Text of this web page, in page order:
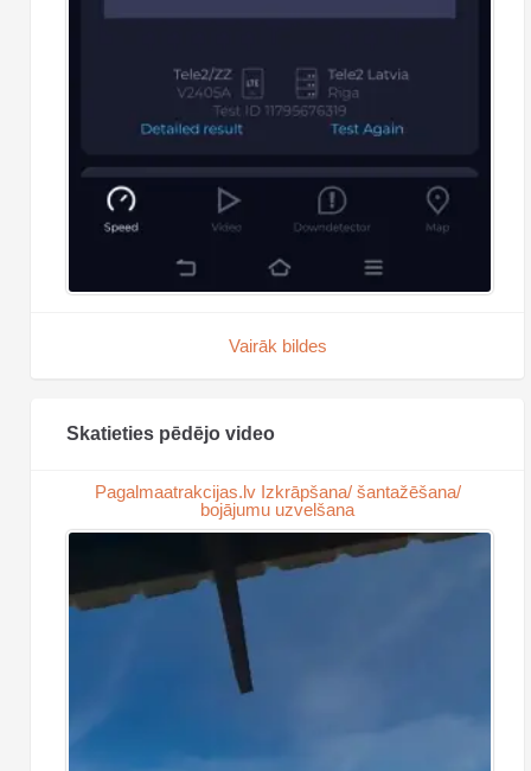
Vairāk bildes
Skatieties pēdējo video
Pagalmaatrakcijas.lv Izkrāpšana/ šantažēšana/
bojājumu uzvelšana